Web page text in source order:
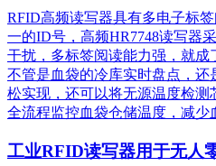
RFID高频读写器具有多电子标
一的ID号，高频HR7748读写器
干扰，多标签阅读能力强，就成
不管是血袋的冷库实时盘点，
松实现，还可以将无源温度检测
全流程监控血袋仓储温度，减少
工业RFID读写器用于无人